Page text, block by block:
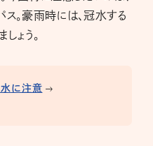
。豪雨時には、冠水する
ょう。
水に注意